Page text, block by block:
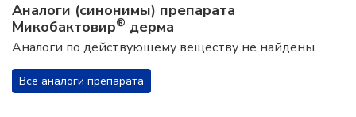
Аналоги (синонимы) препарата
Микобактовир® дерма
Аналоги по действующему веществу не найдены.
Все аналоги препарата